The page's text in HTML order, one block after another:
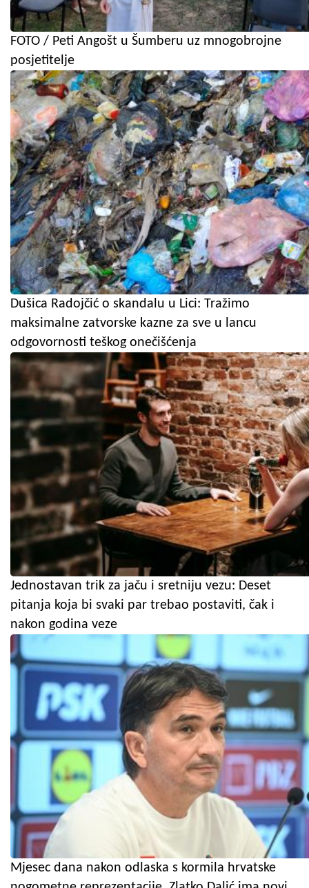
FOTO / Peti Angošt u Šumberu uz mnogobrojne
posjetitelje
Dušica Radojčić o skandalu u Lici: Tražimo
maksimalne zatvorske kazne za sve u lancu
odgovornosti teškog onečišćenja
Jednostavan trik za jaču i sretniju vezu: Deset
pitanja koja bi svaki par trebao postaviti, čak i
nakon godina veze
Mjesec dana nakon odlaska s kormila hrvatske